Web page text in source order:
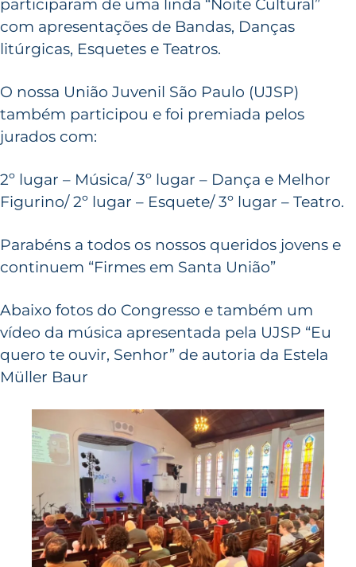
participaram de uma linda “Noite Cultural”
com apresentações de Bandas, Danças
litúrgicas, Esquetes e Teatros.
O nossa União Juvenil São Paulo (UJSP)
também participou e foi premiada pelos
jurados com:
2º lugar – Música/ 3º lugar – Dança e Melhor
Figurino/ 2º lugar – Esquete/ 3º lugar – Teatro.
Parabéns a todos os nossos queridos jovens e
continuem “Firmes em Santa União”
Abaixo fotos do Congresso e também um
vídeo da música apresentada pela UJSP “Eu
quero te ouvir, Senhor” de autoria da Estela
Müller Baur